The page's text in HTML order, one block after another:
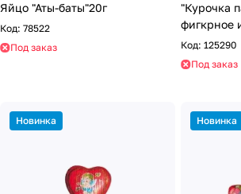
Яйцо "Аты-баты"20г
Код: 78522
Под заказ
"Курочка
Код: 125290
Под заказ
Новинка Новинка